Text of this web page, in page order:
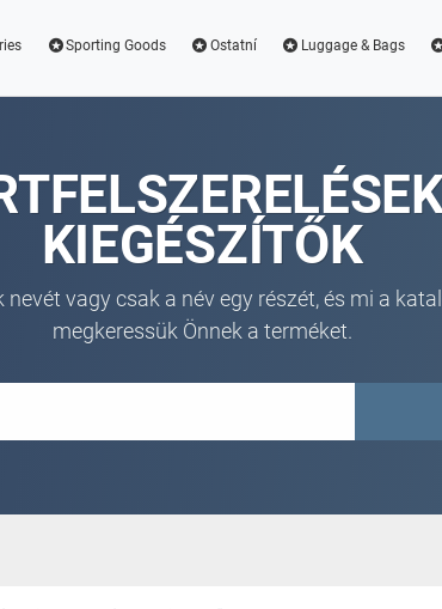
Sporting Goods Ostatní Luggage & Bags
KIEGÉSZÍTŐK
vagy csak a név egy részét, és mi a
megkeressük Önnek a terméket.